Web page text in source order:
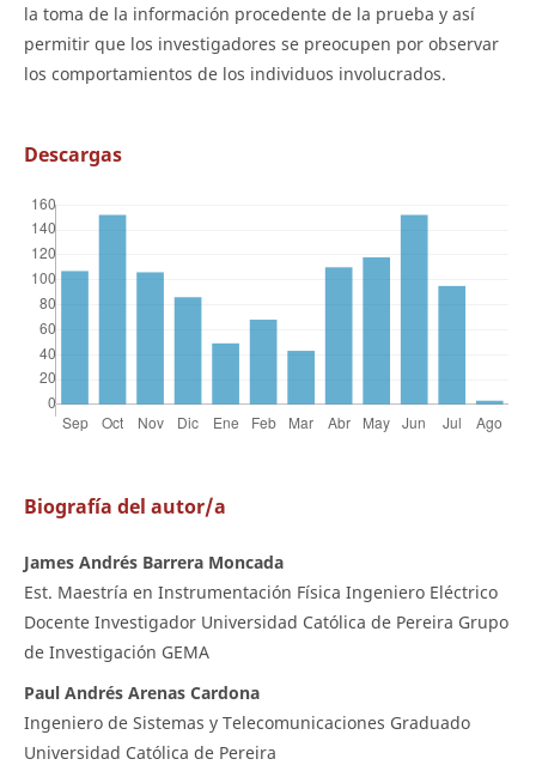
la toma de la información procedente de la prueba y así
permitir que los investigadores se preocupen por observar
los comportamientos de los individuos involucrados.
Descargas
Biografía del autor/a
James Andrés Barrera Moncada
Est. Maestría en Instrumentación Física Ingeniero Eléctrico
Docente Investigador Universidad Católica de Pereira Grupo
de Investigación GEMA
Paul Andrés Arenas Cardona
Ingeniero de Sistemas y Telecomunicaciones Graduado
Universidad Católica de Pereira